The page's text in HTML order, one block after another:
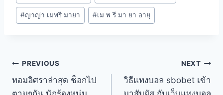
#ญาญ่า เมพรี มายา #เม พ รี มา ยา อายุ
PREVIOUS
ทอมอิศราล่าสุด ช็อกไป
NEXT
วิธีแทงบอล sbobet เข้า